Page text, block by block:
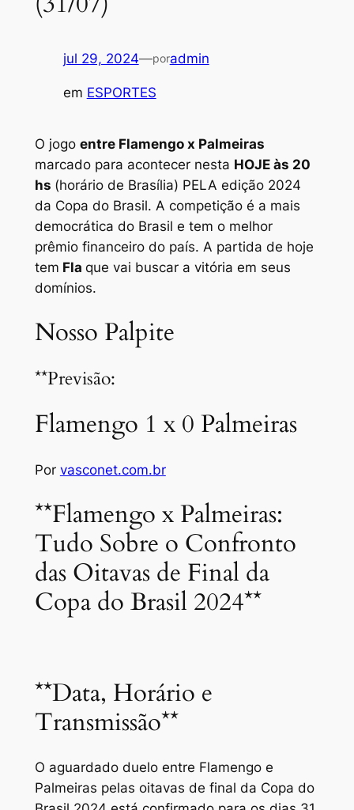
jul 29, 2024—poradmin
em ESPORTES
O jogo entre Flamengo x Palmeiras
marcado para acontecer nesta HOJE às 20
hs (horário de Brasília) PELA edição 2024
da Copa do Brasil. A competição é a mais
democrática do Brasil e tem o melhor
prêmio financeiro do país. A partida de hoje
tem Fla que vai buscar a vitória em seus
domínios.
Nosso Palpite
**Previsão:
Flamengo 1 x 0 Palmeiras
Por vasconet.com.br
**Flamengo x Palmeiras:
Tudo Sobre o Confronto
das Oitavas de Final da
Copa do Brasil 2024**
**Data, Horário e
Transmissão**
O aguardado duelo entre Flamengo e
Palmeiras pelas oitavas de final da Copa do